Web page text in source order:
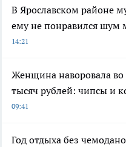
В Ярославском районе
ему не понравился шум
14:21
Женщина наворовала
тысяч рублей: чипсы и
09:41
Год отдыха без